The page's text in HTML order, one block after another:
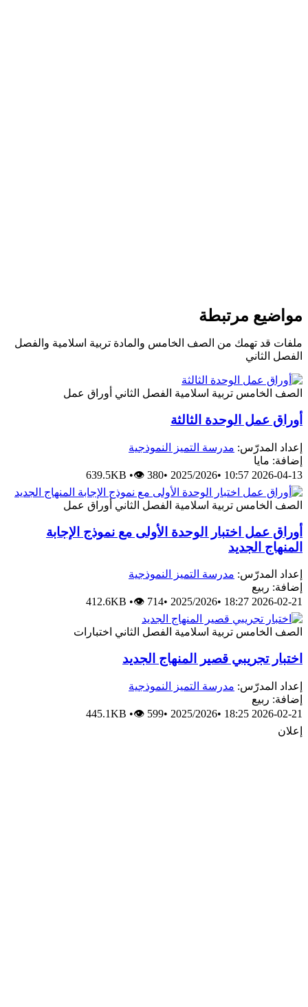
مواضيع مرتبطة
ملفات قد تهمك من الصف الخامس والمادة تربية اسلامية والفصل
الفصل الثاني
الصف الخامس تربية اسلامية الفصل الثاني أوراق عمل
أوراق عمل الوحدة الثالثة
إعداد المدرّس: مدرسة التميز النموذجية
إضافة: مايا
2026-04-13 10:57
•
2025/2026
•
639.5KB •👁 380
الصف الخامس تربية اسلامية الفصل الثاني أوراق عمل
أوراق عمل اختبار الوحدة الأولى مع نموذج الإجابة
المنهاج الجديد
إعداد المدرّس: مدرسة التميز النموذجية
إضافة: ربيع
2026-02-21 18:27
•
2025/2026
•
412.6KB •👁 714
الصف الخامس تربية اسلامية الفصل الثاني اختبارات
اختبار تجريبي قصير المنهاج الجديد
إعداد المدرّس: مدرسة التميز النموذجية
إضافة: ربيع
2026-02-21 18:25
•
2025/2026
•
445.1KB •👁 599
إعلان